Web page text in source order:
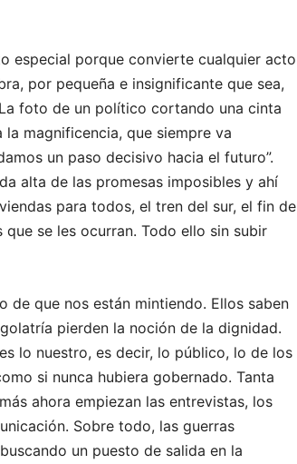
especial porque convierte cualquier acto
por pequeña e insignificante que sea,
foto de un político cortando una cinta
magnificencia, que siempre va
un paso decisivo hacia el futuro”.
alta de las promesas imposibles y ahí
para todos, el tren del sur, el fin de
se les ocurran. Todo ello sin subir
de que nos están mintiendo. Ellos saben
pierden la noción de la dignidad.
lo nuestro, es decir, lo público, lo de los
si nunca hubiera gobernado. Tanta
ahora empiezan las entrevistas, los
Sobre todo, las guerras
un puesto de salida en la